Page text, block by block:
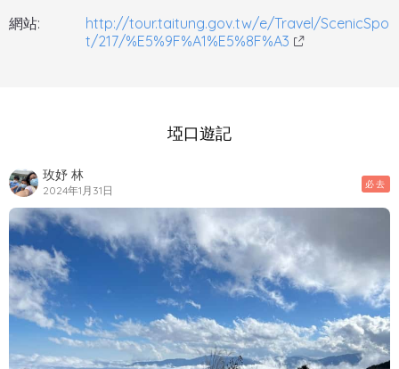
網站:
http://tour.taitung.gov.tw/e/Travel/ScenicSpo
t/217/%E5%9F%A1%E5%8F%A3
埡口遊記
玫妤 林
2024年1月31日 必去